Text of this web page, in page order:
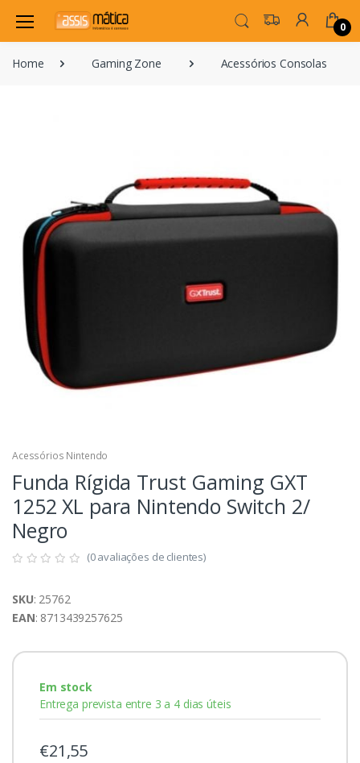
0
Home Gaming Zone Acessórios Consolas
Acessórios Nintendo
Funda Rígida Trust Gaming GXT
1252 XL para Nintendo Switch 2/
Negro
(0 avaliações de clientes)
SKU: 25762
EAN: 8713439257625
Em stock
Entrega prevista entre 3 a 4 dias úteis
€21,55